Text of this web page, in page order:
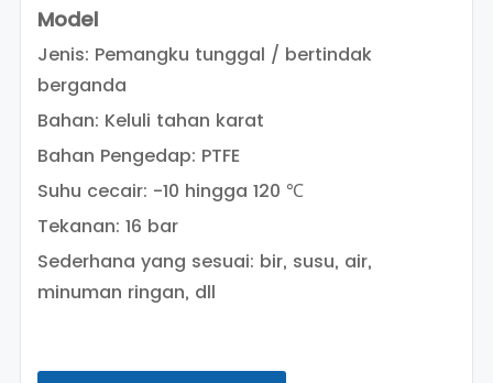
Model
Jenis: Pemangku tunggal / bertindak
berganda
Bahan: Keluli tahan karat
Bahan Pengedap: PTFE
Suhu cecair: -10 hingga 120 ℃
Tekanan: 16 bar
Sederhana yang sesuai: bir, susu, air,
minuman ringan, dll